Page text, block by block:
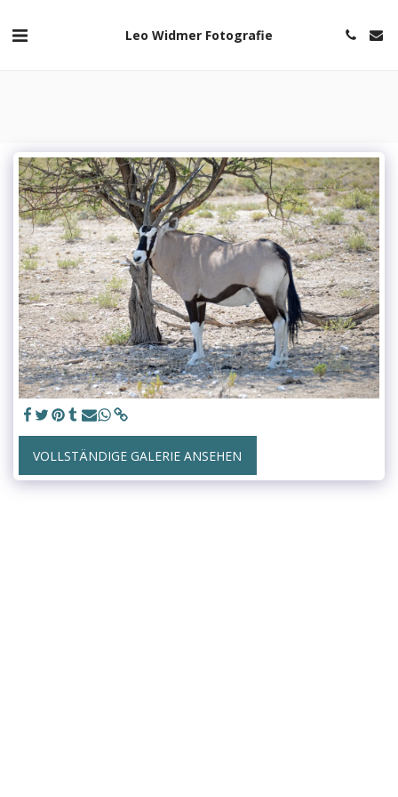
Leo Widmer Fotografie
VOLLSTÄNDIGE GALERIE ANSEHEN